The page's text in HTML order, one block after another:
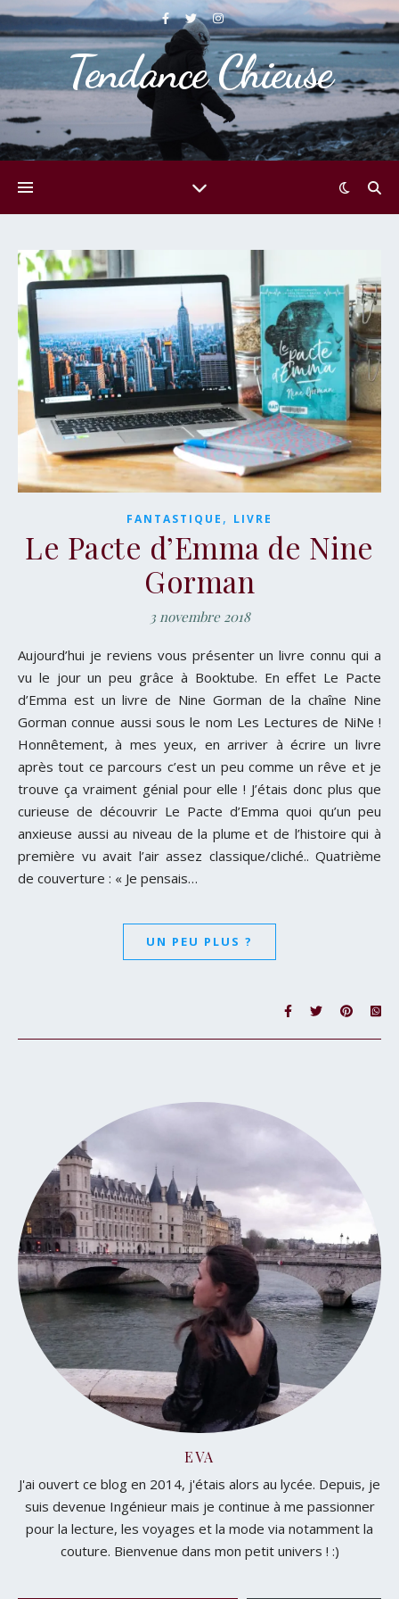
Tendance Chieuse
FANTASTIQUE , LIVRE
Le Pacte d’Emma de Nine
Gorman
3 novembre 2018
Aujourd’hui je reviens vous présenter un livre connu qui a
vu le jour un peu grâce à Booktube. En effet Le Pacte
d’Emma est un livre de Nine Gorman de la chaîne Nine
Gorman connue aussi sous le nom Les Lectures de NiNe !
Honnêtement, à mes yeux, en arriver à écrire un livre
après tout ce parcours c’est un peu comme un rêve et je
trouve ça vraiment génial pour elle ! J’étais donc plus que
curieuse de découvrir Le Pacte d’Emma quoi qu’un peu
anxieuse aussi au niveau de la plume et de l’histoire qui à
première vu avait l’air assez classique/cliché.. Quatrième
de couverture : « Je pensais…
UN PEU PLUS ?
EVA
J'ai ouvert ce blog en 2014, j'étais alors au lycée. Depuis, je
suis devenue Ingénieur mais je continue à me passionner
pour la lecture, les voyages et la mode via notamment la
couture. Bienvenue dans mon petit univers ! :)